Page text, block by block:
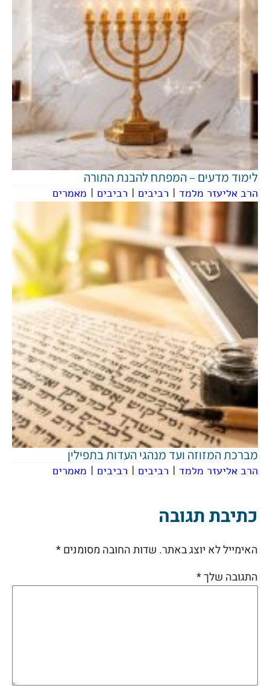
לימוד מדעים – המפתח להבנת התורה
הרב אליעזר מלמד | רביבים | רביבים | מאמרים
מברכת המזוזה ועד מנהגי העדות בתפילין
הרב אליעזר מלמד | רביבים | רביבים | מאמרים
כתיבת תגובה
האימייל לא יוצג באתר. שדות החובה מסומנים*
התגובה שלך*